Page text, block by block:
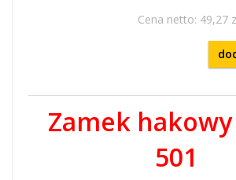
Cena netto: 49,27
Zamek hakowy
501